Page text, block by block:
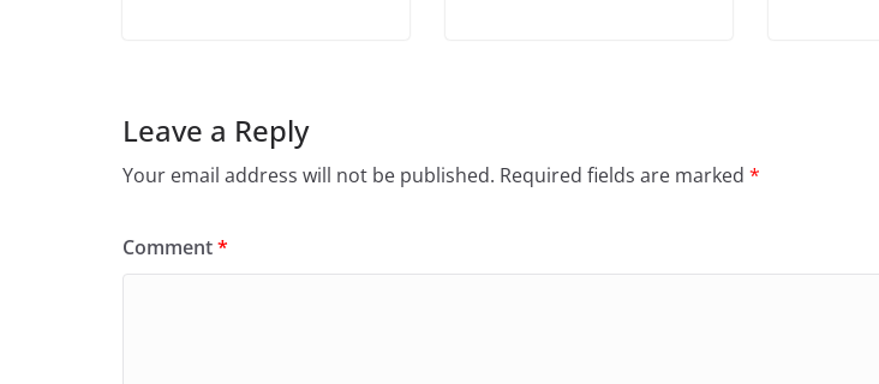
Leave a Reply
Your email address will not be published. Required fields are marked *
Comment*